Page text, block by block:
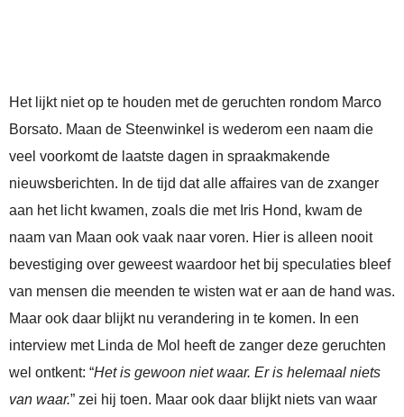
Het lijkt niet op te houden met de geruchten rondom Marco
Borsato. Maan de Steenwinkel is wederom een naam die
veel voorkomt de laatste dagen in spraakmakende
nieuwsberichten. In de tijd dat alle affaires van de zxanger
aan het licht kwamen, zoals die met Iris Hond, kwam de
naam van Maan ook vaak naar voren. Hier is alleen nooit
bevestiging over geweest waardoor het bij speculaties bleef
van mensen die meenden te wisten wat er aan de hand was.
Maar ook daar blijkt nu verandering in te komen. In een
interview met Linda de Mol heeft de zanger deze geruchten
wel ontkent: “Het is gewoon niet waar. Er is helemaal niets
van waar.” zei hij toen. Maar ook daar blijkt niets van waar